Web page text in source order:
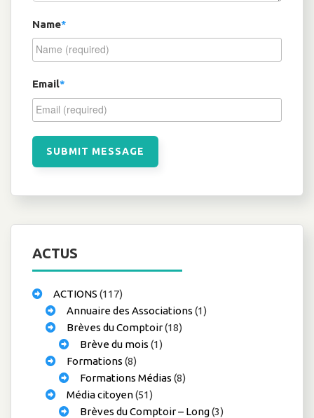
Name*
Email*
ACTUS
ACTIONS (117)
Annuaire des Associations (1)
Brèves du Comptoir(18)
Brève du mois (1)
Formations (8)
Formations Médias (8)
Média citoyen(51)
Brèves du Comptoir – Long(3)